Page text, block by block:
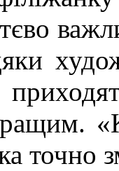
точно